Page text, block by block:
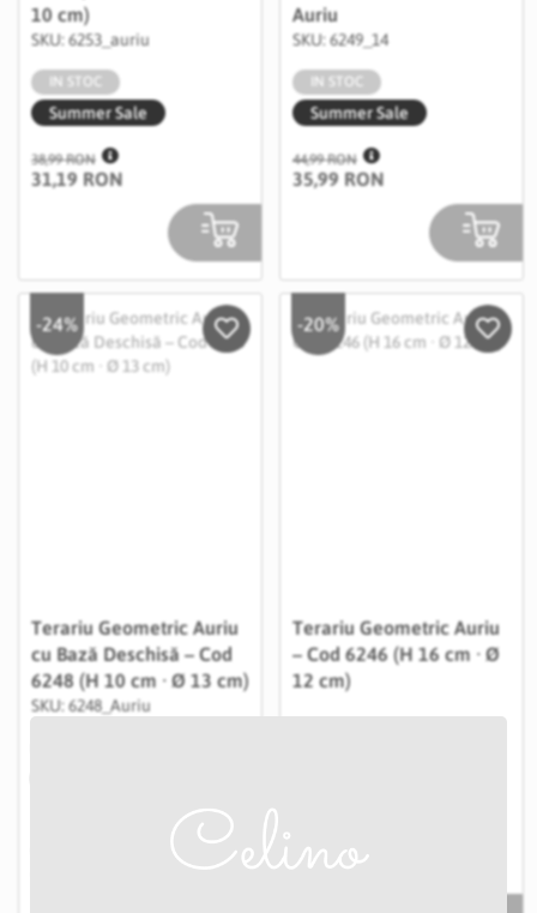
10 cm)
SKU: 6253_auriu
IN STOC
Summer Sale
38,99 RON
31,19 RON
Auriu
SKU: 6249_14
IN STOC
Summer Sale
44,99 RON
35,99 RON
-24%
Terariu Geometric Auriu
cu Bază Deschisă – Cod
6248 (H 10 cm · Ø 13 cm)
SKU: 6248_Auriu
Salveaza in Wishlist
-20%
Terariu Geometric Auriu
– Cod 6246 (H 16 cm · Ø
12 cm)
48,99 RON
39,19 RON